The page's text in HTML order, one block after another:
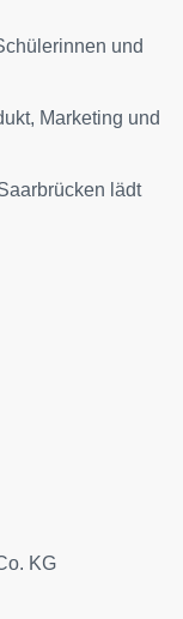
und
Marketing und
lädt
KG